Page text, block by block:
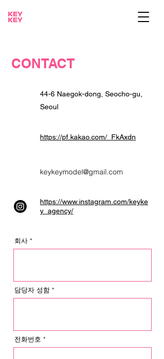
CONTACT
44-6 Naegok-dong, Seocho-gu,
Seoul
https://pf.kakao.com/_FkAxdn
keykeymodel@gmail.com
https://www.instagram.com/keyke
y_agency/
회사
담당자 성함
전화번호